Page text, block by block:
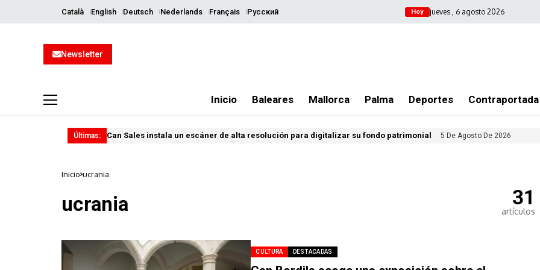
Català English Deutsch Nederlands Français Русский Hoy jueves , 6 agosto 2026
Newsletter
Inicio Baleares Mallorca Palma Deportes Contraportada
Últimas: Can Sales instala un escáner de alta resolución para digitalizar su fondo patrimonial 5 De Agosto De 2026
Inicio ucrania
ucrania 31
artículos
CULTURA DESTACADAS